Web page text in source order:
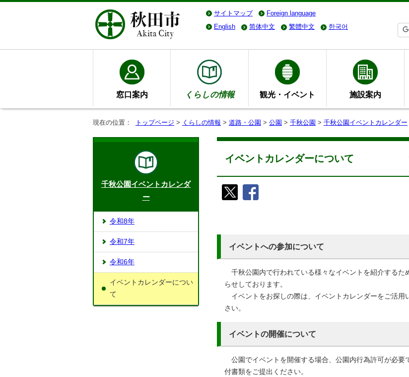
サイトマップ Foreign language
English
简体中文 繁體中文 한국어
窓口案内 くらしの情報 観光・イベント 施設案内
現在の位置： トップページ > くらしの情報 > 道路・公園 > 公園 > 千秋公園 > 千秋公園イベントカレンダー
イベントカレンダーについて
イベントへの参加について
千秋公園内で行われている様々なイベントを紹介するた
らせしております。
イベントをお探しの際は、イベントカレンダーをご活用
さい。
イベントの開催について
公園でイベントを開催する場合、公園内行為許可が必要
付書類をご提出ください。
千秋公園イベントカレンダ
ー
令和8年
令和7年
令和6年
イベントカレンダーについ
て